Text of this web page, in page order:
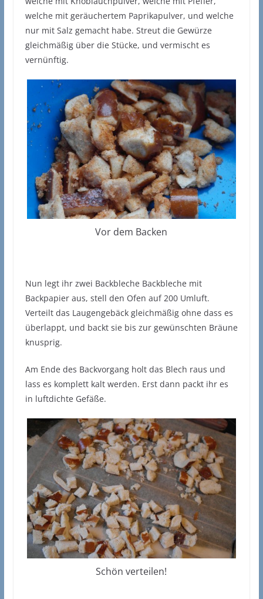
welche mit geräuchertem Paprikapulver, und welche
nur mit Salz gemacht habe. Streut die Gewürze
gleichmäßig über die Stücke, und vermischt es
vernünftig.
Vor dem Backen
Nun legt ihr zwei Backbleche Backbleche mit
Backpapier aus, stell den Ofen auf 200 Umluft.
Verteilt das Laugengebäck gleichmäßig ohne dass es
überlappt, und backt sie bis zur gewünschten Bräune
knusprig.
Am Ende des Backvorgang holt das Blech raus und
lass es komplett kalt werden. Erst dann packt ihr es
in luftdichte Gefäße.
Schön verteilen!